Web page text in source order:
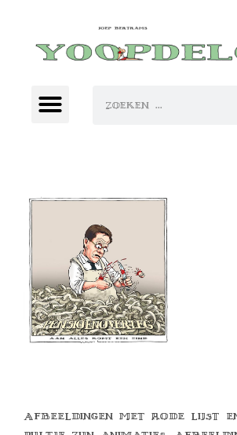
Afbeeldingen met rode lijst